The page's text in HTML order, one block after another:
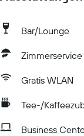
Bar/Lounge
Zimmerservice
Gratis WLAN
Tee-/
Business